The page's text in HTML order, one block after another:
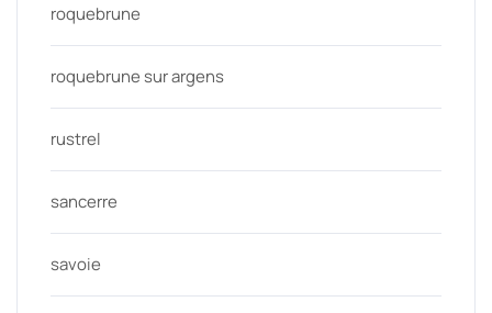
roquebrune
roquebrune sur argens
rustrel
sancerre
savoie